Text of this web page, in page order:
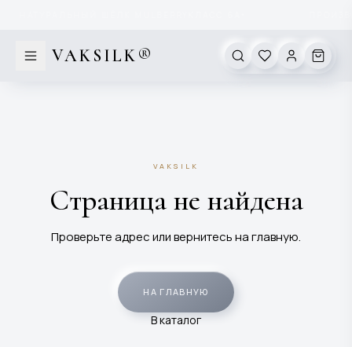
VAKSILK®
VAKSILK
Страница не найдена
Проверьте адрес или вернитесь на главную.
НА ГЛАВНУЮ
В каталог